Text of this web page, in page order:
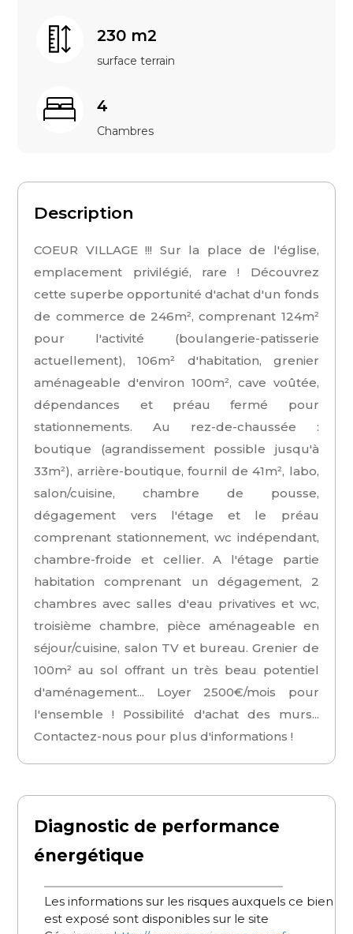
230 m2
surface terrain
4
Chambres
Description
COEUR VILLAGE !!! Sur la place de l'église,
emplacement privilégié, rare ! Découvrez
cette superbe opportunité d'achat d'un fonds
de commerce de 246m², comprenant 124m²
pour l'activité (boulangerie-patisserie
actuellement), 106m² d'habitation, grenier
aménageable d'environ 100m², cave voûtée,
dépendances et préau fermé pour
stationnements. Au rez-de-chaussée :
boutique (agrandissement possible jusqu'à
33m²), arrière-boutique, fournil de 41m², labo,
salon/cuisine, chambre de pousse,
dégagement vers l'étage et le préau
comprenant stationnement, wc indépendant,
chambre-froide et cellier. A l'étage partie
habitation comprenant un dégagement, 2
chambres avec salles d'eau privatives et wc,
troisième chambre, pièce aménageable en
séjour/cuisine, salon TV et bureau. Grenier de
100m² au sol offrant un très beau potentiel
d'aménagement... Loyer 2500€/mois pour
l'ensemble ! Possibilité d'achat des murs...
Contactez-nous pour plus d'informations !
Diagnostic de performance
énergétique
Les informations sur les risques auxquels ce bien
est exposé sont disponibles sur le site